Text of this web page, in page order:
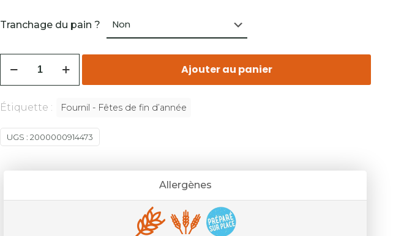
Tranchage du pain ?
Ajouter au panier
Étiquette : Fournil - Fêtes de fin d’année
UGS : 2000000914473
Allergènes